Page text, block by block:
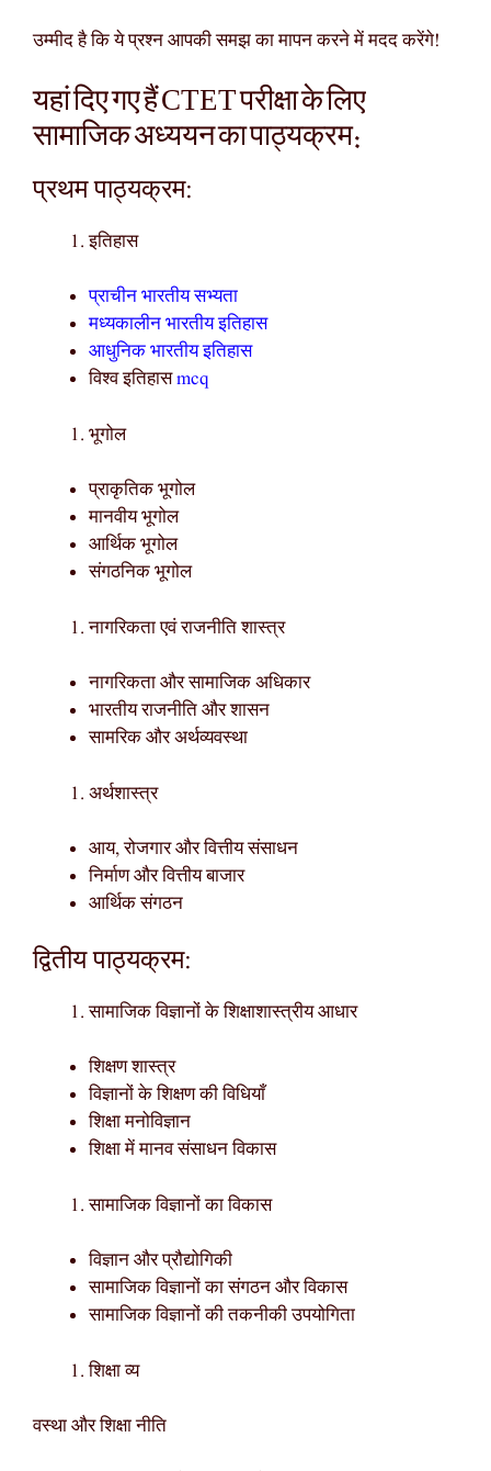
उम्मीद है कि ये प्रश्न आपकी समझ का मापन करने में मदद करेंगे!
यहां दिए गए हैं CTET परीक्षा के लिए
सामाजिक अध्ययन का पाठ्यक्रम:
प्रथम पाठ्यक्रम:
इतिहास
प्राचीन भारतीय सभ्यता
मध्यकालीन भारतीय इतिहास
आधुनिक भारतीय इतिहास
विश्व इतिहासmcq
भूगोल
प्राकृतिक भूगोल
मानवीय भूगोल
आर्थिक भूगोल
संगठनिक भूगोल
नागरिकता एवं राजनीति शास्त्र
नागरिकता और सामाजिक अधिकार
भारतीय राजनीति और शासन
सामरिक और अर्थव्यवस्था
अर्थशास्त्र
आय, रोजगार और वित्तीय संसाधन
निर्माण और वित्तीय बाजार
आर्थिक संगठन
द्वितीय पाठ्यक्रम:
सामाजिक विज्ञानों के शिक्षाशास्त्रीय आधार
शिक्षण शास्त्र
विज्ञानों के शिक्षण की विधियाँ
शिक्षा मनोविज्ञान
शिक्षा में मानव संसाधन विकास
सामाजिक विज्ञानों का विकास
विज्ञान और प्रौद्योगिकी
सामाजिक विज्ञानों का संगठन और विकास
सामाजिक विज्ञानों की तकनीकी उपयोगिता
शिक्षा व्य
वस्था और शिक्षा नीति